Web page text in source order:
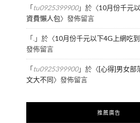
「tu0925399900」於〈10月份千元
資費懶人包〉發佈留言
「.」於〈10月份千元以下4G上網吃
發佈留言
「tu0925399900」於〈[心得]男女部
文大不同〉發佈留言
推薦廣告